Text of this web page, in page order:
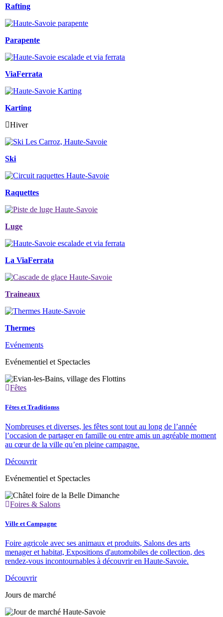
Rafting
Parapente
ViaFerrata
Karting
Hiver
Ski
Raquettes
Luge
La ViaFerrata
Traineaux
Thermes
Evénements
Evénementiel et Spectacles
Fêtes
Fêtes et Traditionss
Nombreuses et diverses, les fêtes sont tout au long de l’année
l’occasion de partager en famille ou entre amis un agréable moment
au cœur de la ville qu’en pleine campagne.
Découvrir
Evénementiel et Spectacles
Foires & Salons
Ville et Campagne
Foire agricole avec ses animaux et produits, Salons des arts
menager et habitat, Expositions d'automobiles de collection, des
rendez-vous incontournables à découvrir en Haute-Savoie.
Découvrir
Jours de marché